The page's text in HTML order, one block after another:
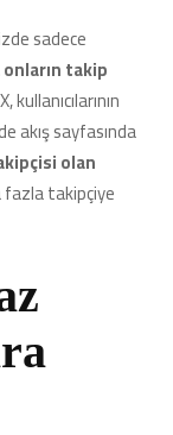
sadece
onların takip
akış sayfasında
olan
takipçiye